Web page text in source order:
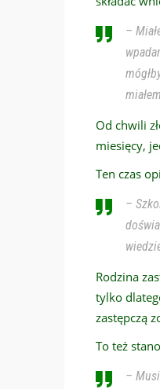
–
Od chwili
miesięcy,
Ten czas
–
Rodzina
tylko
zastępczą
To też
–